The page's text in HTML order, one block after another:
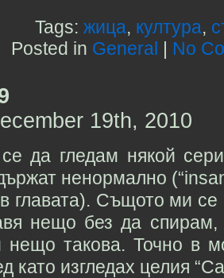
Tags:жица, култура,
Posted in General No
19th, 2010
да гледам някой
ненормално
главата). Същото ми
нещо без да спирам,
нещо такова. Точно в
като изгледах целия